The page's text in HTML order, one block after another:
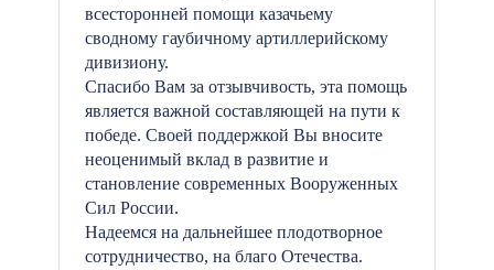
всесторонней помощи казачьему
сводному гаубичному артиллерийскому
дивизиону.
Спасибо Вам за отзывчивость, эта помощь
является важной составляющей на пути к
победе. Своей поддержкой Вы вносите
неоценимый вклад в развитие и
становление современных Вооруженных
Сил России.
Надеемся на дальнейшее плодотворное
сотрудничество, на благо Отечества.